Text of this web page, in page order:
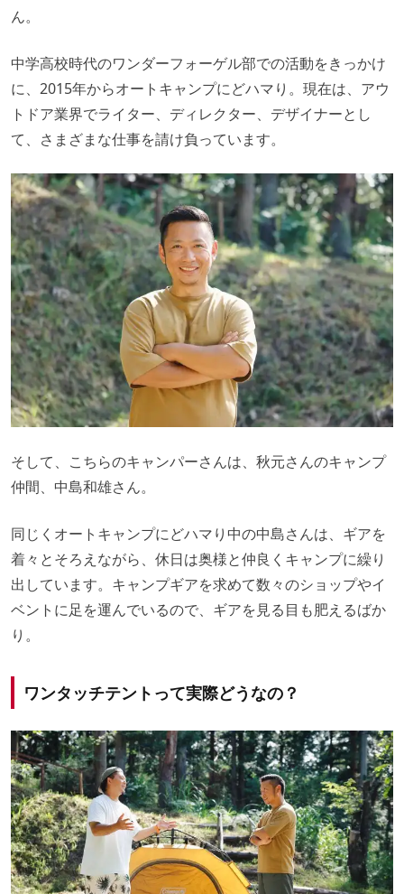
ん。
中学高校時代のワンダーフォーゲル部での活動をきっかけ
に、2015年からオートキャンプにどハマり。現在は、アウ
トドア業界でライター、ディレクター、デザイナーとし
て、さまざまな仕事を請け負っています。
そして、こちらのキャンパーさんは、秋元さんのキャンプ
仲間、中島和雄さん。
同じくオートキャンプにどハマり中の中島さんは、ギアを
着々とそろえながら、休日は奥様と仲良くキャンプに繰り
出しています。キャンプギアを求めて数々のショップやイ
ベントに足を運んでいるので、ギアを見る目も肥えるばか
り。
ワンタッチテントって実際どうなの？